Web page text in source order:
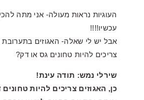
העוגיות נראות מעולה- אני מתה
עכשיו!!!!
אבל יש לי שאלה- האגוזים בתערובת
צריכים להיות טחונים גס או דק?
שירלי נמש: תודה עינת!
כן, האגוזים צריכים להיות